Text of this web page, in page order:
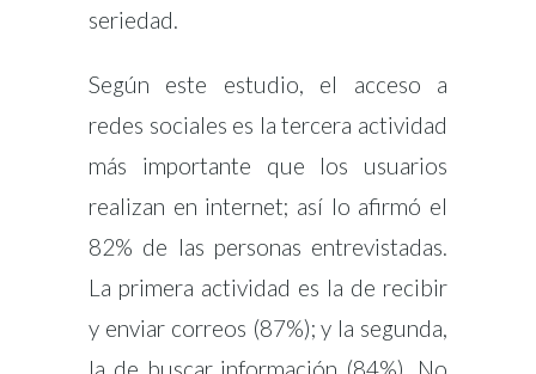
seriedad.
Según este estudio, el acceso a
redes sociales es la tercera actividad
más importante que los usuarios
realizan en internet; así lo afirmó el
82% de las personas entrevistadas.
La primera actividad es la de recibir
y enviar correos (87%); y la segunda,